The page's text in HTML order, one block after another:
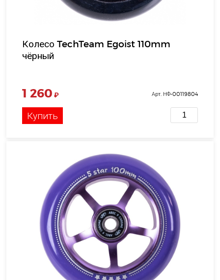
Колесо TechTeam Egoist 110mm
чёрный
1 260 ₽ Арт. НФ-00119804
Купить